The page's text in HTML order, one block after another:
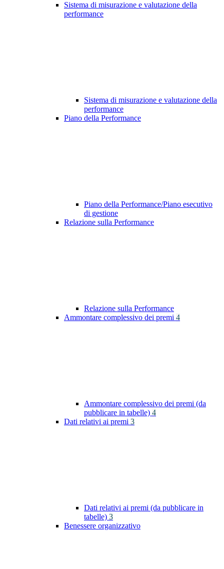
Sistema di misurazione e valutazione della
performance
Sistema di misurazione e valutazione della
performance
Piano della Performance
Piano della Performance/Piano esecutivo
di gestione
Relazione sulla Performance
Relazione sulla Performance
Ammontare complessivo dei premi 4
Ammontare complessivo dei premi (da
pubblicare in tabelle) 4
Dati relativi ai premi 3
Dati relativi ai premi (da pubblicare in
tabelle) 3
Benessere organizzativo